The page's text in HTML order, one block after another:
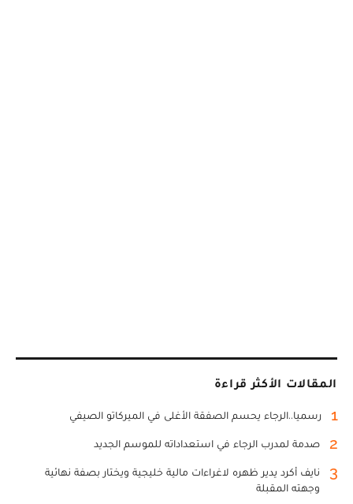
المقالات الأكثر قراءة
1 رسميا..الرجاء يحسم الصفقة الأغلى في الميركاتو الصيفي
2 صدمة لمدرب الرجاء في استعداداته للموسم الجديد
3
نايف أكرد يدير ظهره لاغراءات مالية خليجية ويختار بصفة نهائية
وجهته المقبلة